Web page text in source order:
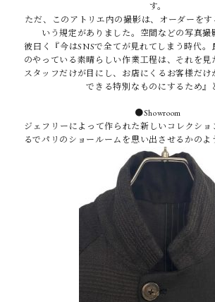
す。
ただ、このアトリエ内の撮影は、オーダーを
いう規定がありました。空間などの写真撮
彼曰く『今はSNSで全てが見れてしまう時代。
のやっている素晴らしい作業工程は、それを見
スタッフだけが目にし、お店にくるお客様だ
できる特別なものにするため』
●Showroom
ジェフリーによって作られた新しいコレクショ
るでパリのショールームを思い出させるかのよ